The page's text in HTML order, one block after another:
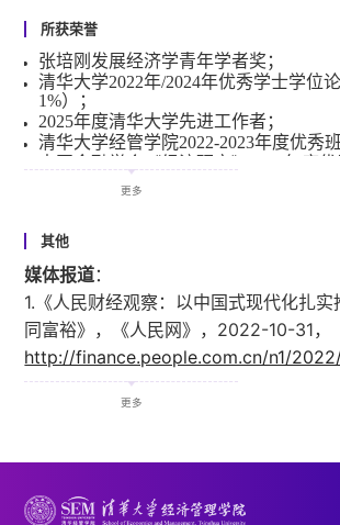
Asset Bubble Theory，筹备出版中；
资产泡沫与宏观经济学十八讲，北京
出版；
资产泡沫与双支柱调控框架：基于建设
度的视角，清华大学出版社，2025年1
四、中文发表
、周基航、贾彦东，银行资产负债
期；
董丰
动态一般均衡分析，《
孙浩宁、
浅与碳减排路径，《管理科学学报》，
孙浩宁、
董丰（通讯作者）、周基航，
支柱”调控效应：基于 TVP-SVAR 模型
科学学报》，已接受；
李金璞、孙浩宁、汤珂、董丰
数据泡沫，《管理世界》
（季刊）》
董丰、孙浩宁、刘培林，中国经济高质
副主编
2019年起，《Economic Modelling》副主
社会服务
2021年至今，中国金融学会青年学术委
2022年至今，中国金融四十人（CF40
2022年至今，2023 Asian Meeting of
委员会委员
2021年至今，中国经济学年会宏观专业
2020年至今，中国信息经济学会理事
2021年至今，中国世界经济学会理事
2021年至今，China Macro and Finance
2020年至今，清华大学国家治理与全
家高端智库中心）研究员
2023年至今，中国计算机学会计算经济
员
2023年至今，清华大学图书馆经管分馆
清华大学经管学院经28班班主任，
委员会成员，2019年至今
所获荣誉
张培刚发展经济学青年学者奖；
清华大学2022年/2024年优秀学士学位
1%）；
2025年度清华大学先进工作者；
清华大学经管学院2022-2023年度优秀班
清华大学经管学院2020年/2022年/2024
奖；
上海交通大学，“最受学生欢迎的老师”
年；
John Stuart Mill Fellowship，华盛顿圣路
2010年；
北京大学，廖凯原奖学金，2008年；
北京大学，CCER经济学双学位优秀助
更多
其他
媒体报道：
1.《人民财经观察：以中国式现代化扎
同富裕》，《人民网》，2022-10-31，
http://finance.people.com.cn/n1/
32555505.html；
2.《立足长远，中国经济发展以“稳”为关
https://www.uschinapress.com/
03-03/1081269577771520000.html
更多